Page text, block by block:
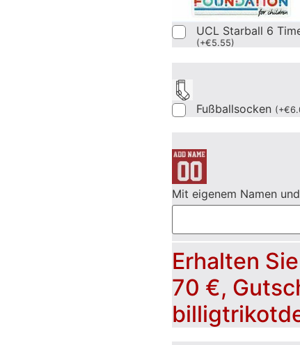
UCL Starball 6
(+€5.55)
Fußballsocken (+€
Mit eigenem Namen
Erhalten
70 €,